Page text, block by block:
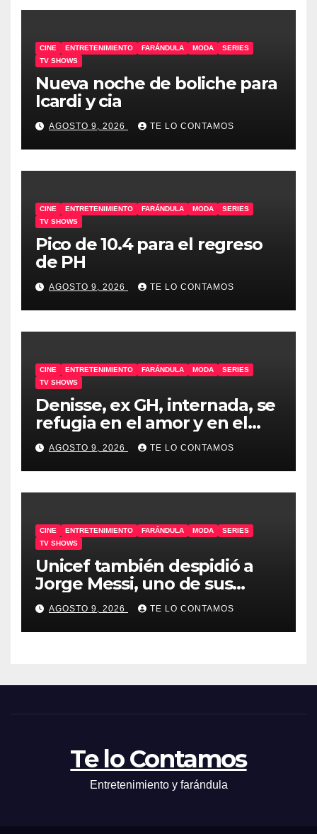
CINE ENTRETENIMIENTO FARÁNDULA MODA
SERIES
TV SHOWS
Nueva noche de boliche para
Icardi y cia
AGOSTO 9, 2026 TE LO CONTAMOS
CINE ENTRETENIMIENTO FARÁNDULA MODA
SERIES
TV SHOWS
Pico de 10.4 para el regreso
de PH
AGOSTO 9, 2026 TE LO CONTAMOS
CINE ENTRETENIMIENTO FARÁNDULA MODA
SERIES
TV SHOWS
Denisse, ex GH, internada, se
refugia en el amor y en el
humor
AGOSTO 9, 2026 TE LO CONTAMOS
CINE ENTRETENIMIENTO FARÁNDULA MODA
SERIES
TV SHOWS
Unicef también despidió a
Jorge Messi, uno de sus
embajadores
AGOSTO 9, 2026 TE LO CONTAMOS
Te lo Contamos
Entretenimiento y farándula